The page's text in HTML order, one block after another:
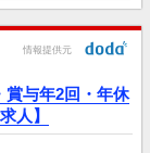
情報提供元
賞与年2回・年休
人】